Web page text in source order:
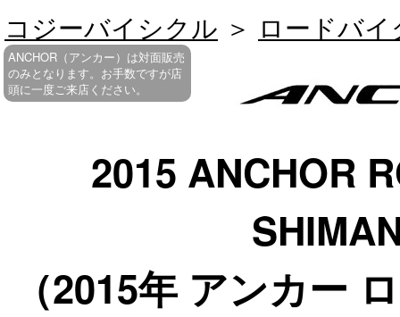
コジーバイシクル ＞ ロードバイ
2015 ANCHOR
（2015年 アンカー
ANCHOR（アンカー）は対面販売
のみとなります。お手数ですが店
頭に一度ご来店ください。